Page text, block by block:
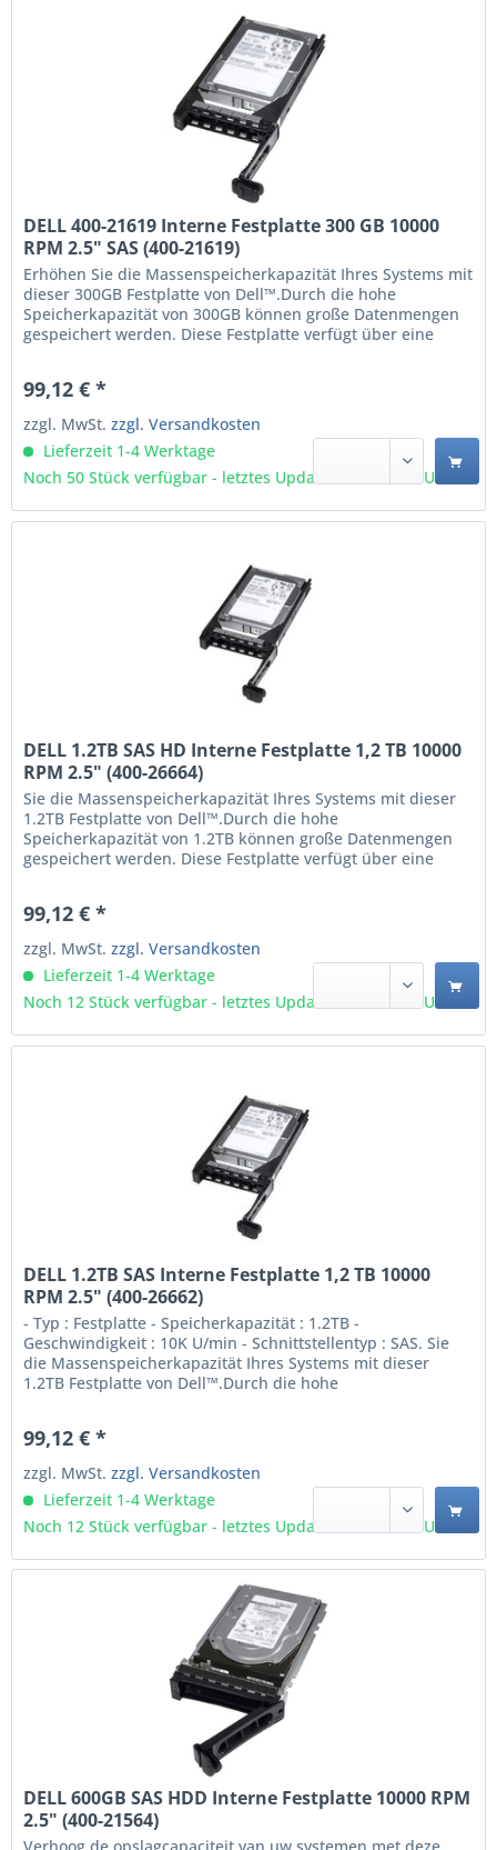
DELL 400-21619 Interne Festplatte 300 GB 10000
RPM 2.5" SAS (400-21619)
Erhöhen Sie die Massenspeicherkapazität Ihres Systems mit
dieser 300GB Festplatte von Dell™.Durch die hohe
Speicherkapazität von 300GB können große Datenmengen
gespeichert werden. Diese Festplatte verfügt über eine
wurde für den Betrieb mit Dell Systemen getestet und...
99,12 € *
zzgl. MwSt.zzgl. Versandkosten
Lieferzeit 1-4 Werktage
Noch 50 Stück verfügbar - letztes Update 09.08 - 3:03 Uhr
DELL 1.2TB SAS HD Interne Festplatte 1,2 TB 10000
RPM 2.5" (400-26664)
Sie die Massenspeicherkapazität Ihres Systems mit dieser
1.2TB Festplatte von Dell™.Durch die hohe
Speicherkapazität von 1.2TB können große Datenmengen
gespeichert werden. Diese Festplatte verfügt über eine
wurde für den Betrieb mit Dell Systemen getestet und
validiert,...
99,12 € *
zzgl. MwSt.zzgl. Versandkosten
Lieferzeit 1-4 Werktage
Noch 12 Stück verfügbar - letztes Update 09.08 - 3:03 Uhr
DELL 1.2TB SAS Interne Festplatte 1,2 TB 10000
RPM 2.5" (400-26662)
- Typ : Festplatte - Speicherkapazität : 1.2TB -
Geschwindigkeit : 10K U/min - Schnittstellentyp : SAS. Sie
die Massenspeicherkapazität Ihres Systems mit dieser
1.2TB Festplatte von Dell™.Durch die hohe
Serial Attached SAS-Schnittstelle und bietet 10K U/min
maximale...
99,12 € *
zzgl. MwSt.zzgl. Versandkosten
Lieferzeit 1-4 Werktage
Noch 12 Stück verfügbar - letztes Update 09.08 - 3:03 Uhr
DELL 600GB SAS HDD Interne Festplatte 10000 RPM
2.5" (400-21564)